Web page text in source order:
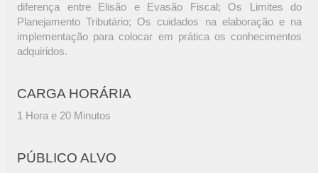
diferença entre Elisão e Evasão Fiscal; Os Limites do
Planejamento Tributário; Os cuidados na elaboração e na
implementação para colocar em prática os conhecimentos
adquiridos.
CARGA HORÁRIA
1 Hora e 20 Minutos
PÚBLICO ALVO